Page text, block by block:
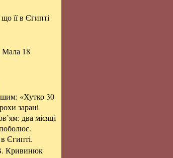
її в Єгипті
Мала 18
«Хутко 30
зарані
два місяці
Єгипті.
Кривинюк